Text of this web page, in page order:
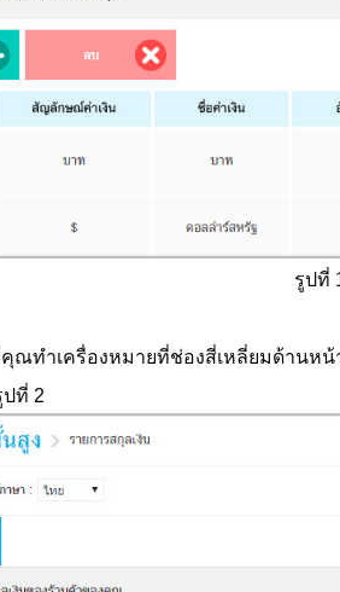
รูปที่
ำเครื่องหมายที่ช่องสี่เหลี่ยมด้านหน้า
ปที่ 2